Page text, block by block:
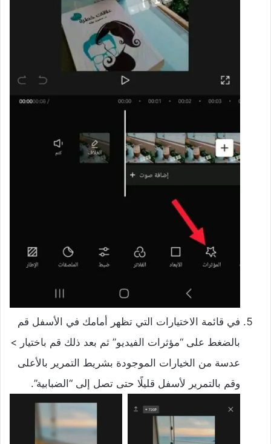
في قائمة الاختيارات التي تظهر أمامك في الأسفل قم
بالضغط على “مؤثرات الفيديو” ثم بعد ذلك قم باختيار >
عدسة من الخيارات الموجودة بشريط التمرير بالأعلى
وقم بالتمرير لأسفل قليلًا حتى تصل إلى “الضبابية”.